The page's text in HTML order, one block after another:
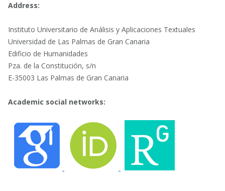
Address:
Instituto Universitario de Análisis y Aplicaciones Textuales
Universidad de Las Palmas de Gran Canaria
Edificio de Humanidades
Pza. de la Constitución, s/n
E-35003 Las Palmas de Gran Canaria
Academic social networks: